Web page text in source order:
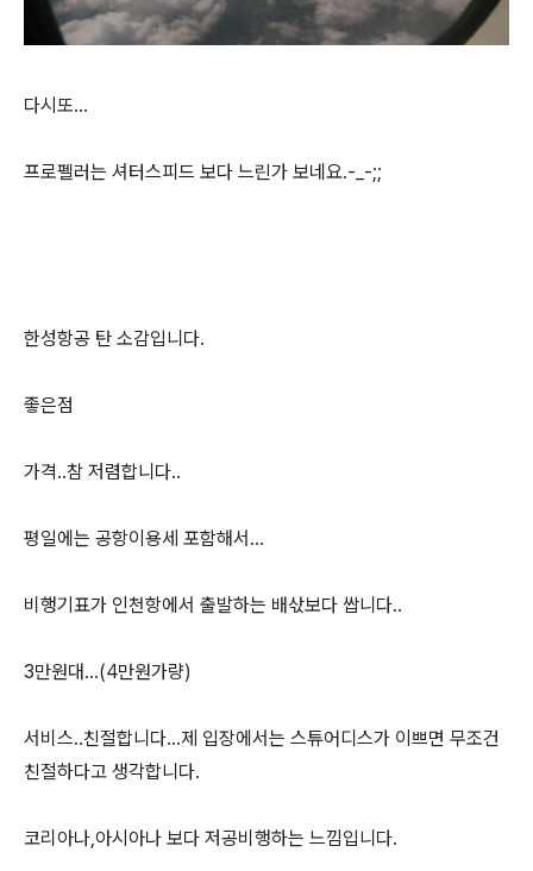
다시또...
프로펠러는 셔터스피드 보다 느린가 보네요.-_-;;
한성항공 탄 소감입니다.
좋은점
가격..참 저렴합니다..
평일에는 공항이용세 포함해서...
비행기표가 인천항에서 출발하는 배삯보다 쌉니다..
3만원대...(4만원가량)
서비스..친절합니다...제 입장에서는 스튜어디스가 이쁘면 무조건
친절하다고 생각합니다.
코리아나,아시아나 보다 저공비행하는 느낌입니다.